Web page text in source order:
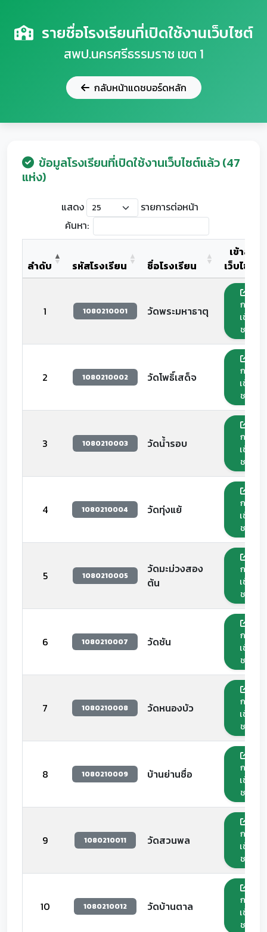
รายชื่อโรงเรียนที่เปิดใช้งานเว็บไซต์
สพป.นครศรีธรรมราช เขต 1
กลับหน้าแดชบอร์ดหลัก
ข้อมูลโรงเรียนที่เปิดใช้งานเว็บไซต์แล้ว (47
แห่ง)
แสดง
รายการต่อหน้า
ค้นหา:
ลำดับ รหัสโรงเรียน ชื่อโรงเรียน
เข้าสู่
เว็บไซต์
1 1080210001 วัดพระมหาธาตุ
กด
เข้า
ชม
2 1080210002 วัดโพธิ์เสด็จ
กด
เข้า
ชม
3 1080210003 วัดน้ำรอบ
กด
เข้า
ชม
4 1080210004 วัดทุ่งแย้
กด
เข้า
ชม
5 1080210005
วัดมะม่วงสอง
ต้น
กด
เข้า
ชม
6 1080210007 วัดชัน
กด
เข้า
ชม
7 1080210008 วัดหนองบัว
กด
เข้า
ชม
8 1080210009 บ้านย่านซื่อ
กด
เข้า
ชม
9 1080210011 วัดสวนพล
กด
เข้า
ชม
10 1080210012 วัดบ้านตาล
กด
เข้า
ชม